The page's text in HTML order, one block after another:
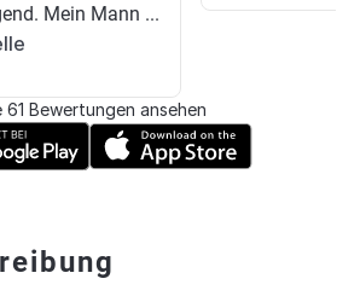
Mein Mann ...
61 Bewertungen ansehen